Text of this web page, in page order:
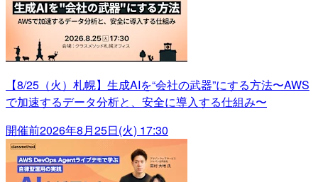
【8/25（火）札幌】生成AIを“会社の武器”にする方法〜AWS
で加速するデータ分析と、安全に導入する仕組み〜
開催前2026年8月25日(火) 17:30